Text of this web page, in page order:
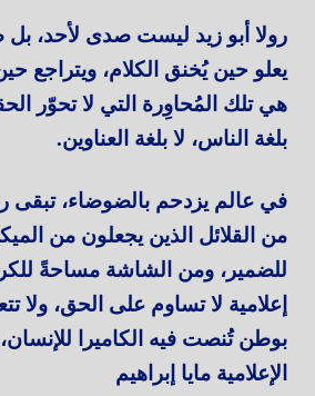
رولا أبو زيد ليست صدى لأحد،
يعلو حين يُخنق الكلام، ويتراجع
هي تلك المُحاوِرة التي لا تحوّر
بلغة الناس، لا بلغة العناوين.
في عالم يزدحم بالضوضاء، تبقى
من القلائل الذين يجعلون من
للضمير، ومن الشاشة مساحةً
إعلامية لا تساوم على الحق، ولا
بوطن تُنصت فيه الكاميرا
الإعلامية مايا إبراهيم